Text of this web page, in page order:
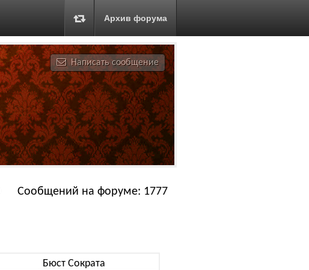
Архив форума
Написать сообщение
Сообщений на форуме: 1777
Бюст Сократа